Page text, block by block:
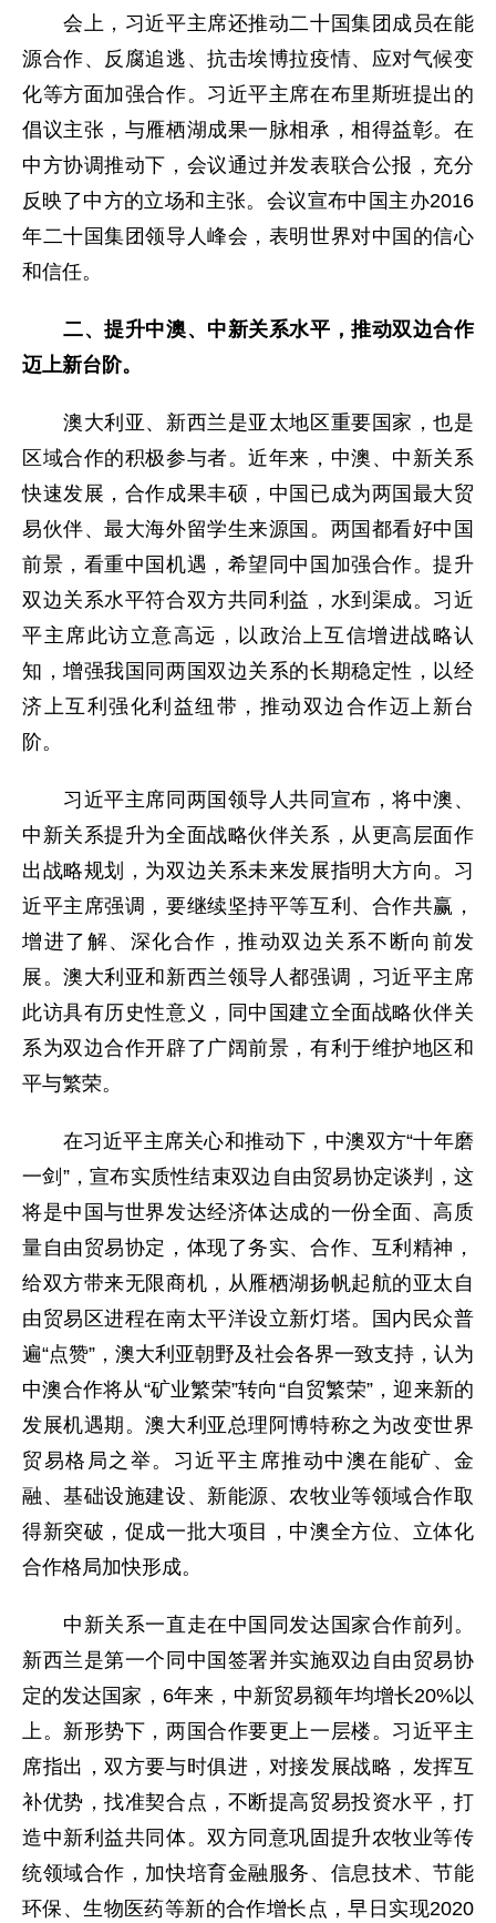
会上，习近平主席还推动二十国集团成员在能
源合作、反腐追逃、抗击埃博拉疫情、应对气候变
化等方面加强合作。习近平主席在布里斯班提出的
倡议主张，与雁栖湖成果一脉相承，相得益彰。在
中方协调推动下，会议通过并发表联合公报，充分
反映了中方的立场和主张。会议宣布中国主办2016
年二十国集团领导人峰会，表明世界对中国的信心
和信任。
二、提升中澳、中新关系水平，推动双边合作
迈上新台阶。
澳大利亚、新西兰是亚太地区重要国家，也是
区域合作的积极参与者。近年来，中澳、中新关系
快速发展，合作成果丰硕，中国已成为两国最大贸
易伙伴、最大海外留学生来源国。两国都看好中国
前景，看重中国机遇，希望同中国加强合作。提升
双边关系水平符合双方共同利益，水到渠成。习近
平主席此访立意高远，以政治上互信增进战略认
知，增强我国同两国双边关系的长期稳定性，以经
济上互利强化利益纽带，推动双边合作迈上新台
阶。
习近平主席同两国领导人共同宣布，将中澳、
中新关系提升为全面战略伙伴关系，从更高层面作
出战略规划，为双边关系未来发展指明大方向。习
近平主席强调，要继续坚持平等互利、合作共赢，
增进了解、深化合作，推动双边关系不断向前发
展。澳大利亚和新西兰领导人都强调，习近平主席
此访具有历史性意义，同中国建立全面战略伙伴关
系为双边合作开辟了广阔前景，有利于维护地区和
平与繁荣。
在习近平主席关心和推动下，中澳双方“十年磨
一剑”，宣布实质性结束双边自由贸易协定谈判，这
将是中国与世界发达经济体达成的一份全面、高质
量自由贸易协定，体现了务实、合作、互利精神，
给双方带来无限商机，从雁栖湖扬帆起航的亚太自
由贸易区进程在南太平洋设立新灯塔。国内民众普
遍“点赞”，澳大利亚朝野及社会各界一致支持，认为
中澳合作将从“矿业繁荣”转向“自贸繁荣”，迎来新的
发展机遇期。澳大利亚总理阿博特称之为改变世界
贸易格局之举。习近平主席推动中澳在能矿、金
融、基础设施建设、新能源、农牧业等领域合作取
得新突破，促成一批大项目，中澳全方位、立体化
合作格局加快形成。
中新关系一直走在中国同发达国家合作前列。
新西兰是第一个同中国签署并实施双边自由贸易协
定的发达国家，6年来，中新贸易额年均增长20%以
上。新形势下，两国合作要更上一层楼。习近平主
席指出，双方要与时俱进，对接发展战略，发挥互
补优势，找准契合点，不断提高贸易投资水平，打
造中新利益共同体。双方同意巩固提升农牧业等传
统领域合作，加快培育金融服务、信息技术、节能
环保、生物医药等新的合作增长点，早日实现2020